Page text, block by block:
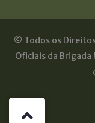
© Todos os
Oficiais da